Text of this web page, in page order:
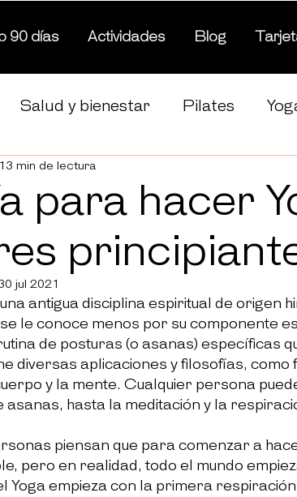
90 días Actividades Blog
Salud y bienestar Pilates
para hacer
13 min de lectura
jul 2021
antigua disciplina espiritual de origen
le conoce menos por su componente
de posturas (o asanas) específicas
diversas aplicaciones y filosofías,
y la mente. Cualquier persona
asanas, hasta la meditación y la
piensan que para comenzar a
pero en realidad, todo el mundo
Yoga empieza con la primera